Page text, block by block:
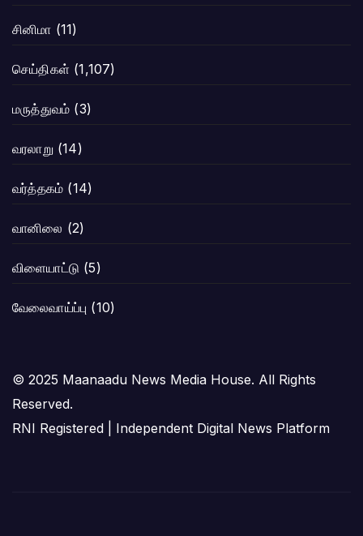
சினிமா (11)
செய்திகள் (1,107)
மருத்துவம் (3)
வரலாறு (14)
வர்த்தகம் (14)
வானிலை (2)
விளையாட்டு (5)
வேலைவாய்ப்பு (10)
© 2025 Maanaadu News Media House. All Rights
Reserved.
RNI Registered | Independent Digital News Platform